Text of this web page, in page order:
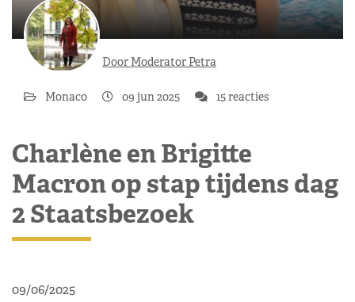
Door Moderator Petra
Monaco 09 jun 2025 15 reacties
Charlène en Brigitte
Macron op stap tijdens dag
2 Staatsbezoek
09/06/2025